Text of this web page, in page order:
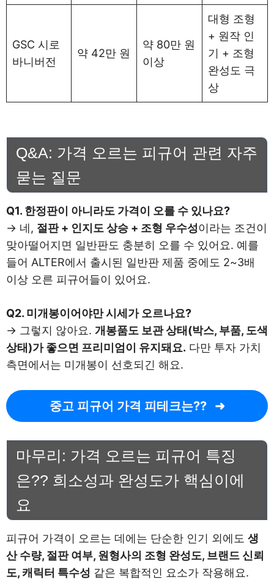
GSC 시로
바니버전
약 42만 원
약 80만 원
이상
대형 조형
+ 원작 인
기 + 조형
완성도 극
상
Q&A: 가격 오르는 피규어 관련 자주
묻는 질문
Q1. 한정판이 아니라도 가격이 오를 수 있나요?
→ 네, 절판 + 인지도 상승 + 조형 우수성이라는 조건이
맞아떨어지면 일반판도 충분히 오를 수 있어요. 예를
들어 ALTER에서 출시된 일반판 제품 중에도 2~3배
이상 오른 피규어들이 있어요.
Q2. 미개봉이어야만 시세가 오르나요?
→ 그렇지 않아요. 개봉품도 보관 상태(박스, 부품, 도색
상태)가 좋으면 프리미엄이 유지돼요. 다만 투자 가치
측면에서는 미개봉이 선호되긴 해요.
중고 피규어 가격 피테크는??
마무리: 가격 오르는 피규어 특징
은?? 희소성과 완성도가 핵심이에
요
피규어 가격이 오르는 데에는 단순한 인기 외에도 생
산 수량, 절판 여부, 원형사의 조형 완성도, 브랜드 신뢰
도, 캐릭터 특수성 같은 복합적인 요소가 작용해요.